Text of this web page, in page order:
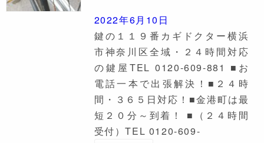
2022年6月10日
鍵の１１９番カギドクター横浜
市神奈川区全域・２４時間対応
の鍵屋TEL 0120-609-881 ■お
電話一本で出張解決！■２４時
間・３６５日対応！■金港町は最
短２０分～到着！ ■（２４時間
受付）TEL 0120-609-